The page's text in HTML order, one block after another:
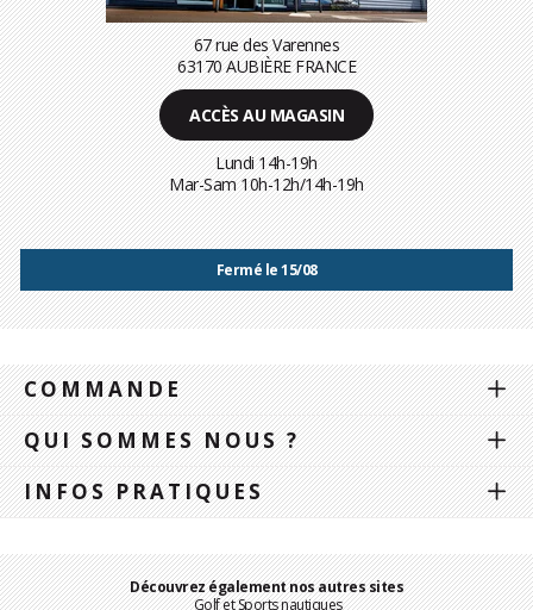
67 rue des Varennes
63170 AUBIÈRE FRANCE
ACCÈS AU MAGASIN
Lundi 14h-19h
Mar-Sam 10h-12h/14h-19h
Fermé le 15/08
COMMANDE
QUI SOMMES NOUS ?
INFOS PRATIQUES
Découvrez également nos autres sites
Golf et Sports nautiques